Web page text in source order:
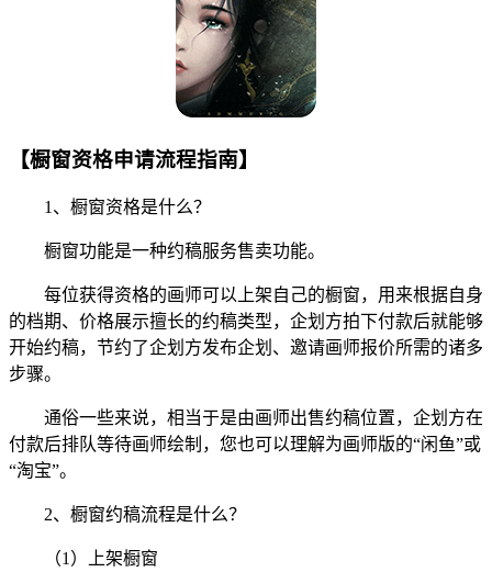
【橱窗资格申请流程指南】
1、橱窗资格是什么？
橱窗功能是一种约稿服务售卖功能。
每位获得资格的画师可以上架自己的橱窗，用来根据自身
的档期、价格展示擅长的约稿类型，企划方拍下付款后就能够
开始约稿，节约了企划方发布企划、邀请画师报价所需的诸多
步骤。
通俗一些来说，相当于是由画师出售约稿位置，企划方在
付款后排队等待画师绘制，您也可以理解为画师版的“闲鱼”或
“淘宝”。
2、橱窗约稿流程是什么？
（1）上架橱窗